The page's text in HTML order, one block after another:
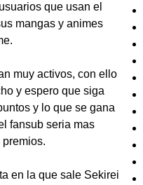
que usan el
mangas y animes
muy activos, con ello
y espero que siga
y lo que se gana
fansub seria mas
en la que sale Sekirei